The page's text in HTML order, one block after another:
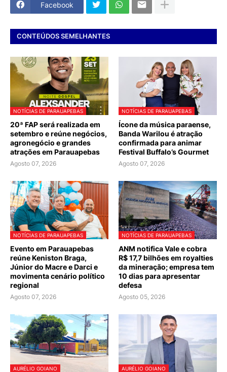
Facebook
CONTEÚDOS SEMELHANTES
NOTÍCIAS DE PARAUAPEBAS
20ª FAP será realizada em
setembro e reúne negócios,
agronegócio e grandes
atrações em Parauapebas
Agosto 07, 2026
NOTÍCIAS DE PARAUAPEBAS
Ícone da música paraense,
Banda Warilou é atração
confirmada para animar
Festival Buffalo’s Gourmet
Agosto 07, 2026
NOTÍCIAS DE PARAUAPEBAS
Evento em Parauapebas
reúne Keniston Braga,
Júnior do Macre e Darci e
movimenta cenário político
regional
Agosto 07, 2026
NOTÍCIAS DE PARAUAPEBAS
ANM notifica Vale e cobra
R$ 17,7 bilhões em royalties
da mineração; empresa tem
10 dias para apresentar
defesa
Agosto 05, 2026
AURÉLIO GOIANO AURÉLIO GOIANO